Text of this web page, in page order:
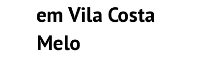
em Vila Costa
Melo